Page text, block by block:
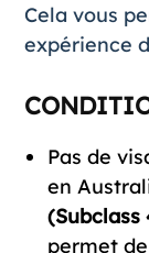
Cela vous
expérience
Pas de
en
(Subclass
permet